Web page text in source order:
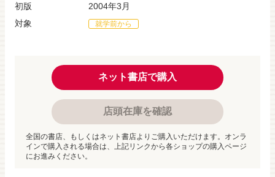
初版
2004年3月
対象
就学前から
ネット書店で購入
店頭在庫を確認
全国の書店、もしくはネット書店よりご購入いただけます。オンラ
インで購入される場合は、上記リンクから各ショップの購入ページ
にお進みください。